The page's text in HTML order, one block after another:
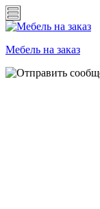
Мебель на заказ